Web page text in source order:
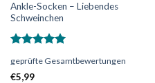
Ankle-Socken – Liebendes
Schweinchen
mit5.00
von 5
geprüfte Gesamtbewertungen
€5,99